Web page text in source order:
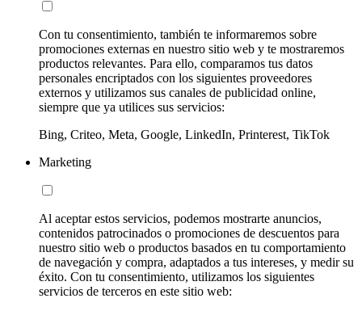
Con tu consentimiento, también te informaremos sobre
promociones externas en nuestro sitio web y te mostraremos
productos relevantes. Para ello, comparamos tus datos
personales encriptados con los siguientes proveedores
externos y utilizamos sus canales de publicidad online,
siempre que ya utilices sus servicios:
Bing, Criteo, Meta, Google, LinkedIn, Printerest, TikTok
Marketing
Al aceptar estos servicios, podemos mostrarte anuncios,
contenidos patrocinados o promociones de descuentos para
nuestro sitio web o productos basados en tu comportamiento
de navegación y compra, adaptados a tus intereses, y medir su
éxito. Con tu consentimiento, utilizamos los siguientes
servicios de terceros en este sitio web: